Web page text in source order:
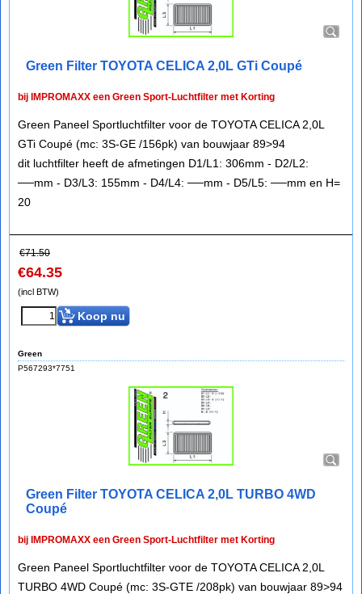
Green Filter TOYOTA CELICA 2,0L GTi Coupé
bij IMPROMAXX een Green Sport-Luchtfilter met Korting
Green Paneel Sportluchtfilter voor de TOYOTA CELICA 2,0L
GTi Coupé (mc: 3S-GE /156pk) van bouwjaar 89>94
dit luchtfilter heeft de afmetingen D1/L1: 306mm - D2/L2:
──mm - D3/L3: 155mm - D4/L4: ──mm - D5/L5: ──mm en H=
20
€71.50
€64.35
(incl BTW)
Koop nu
Green
P567293*7751
Green Filter TOYOTA CELICA 2,0L TURBO 4WD
Coupé
bij IMPROMAXX een Green Sport-Luchtfilter met Korting
Green Paneel Sportluchtfilter voor de TOYOTA CELICA 2,0L
TURBO 4WD Coupé (mc: 3S-GTE /208pk) van bouwjaar 89>94